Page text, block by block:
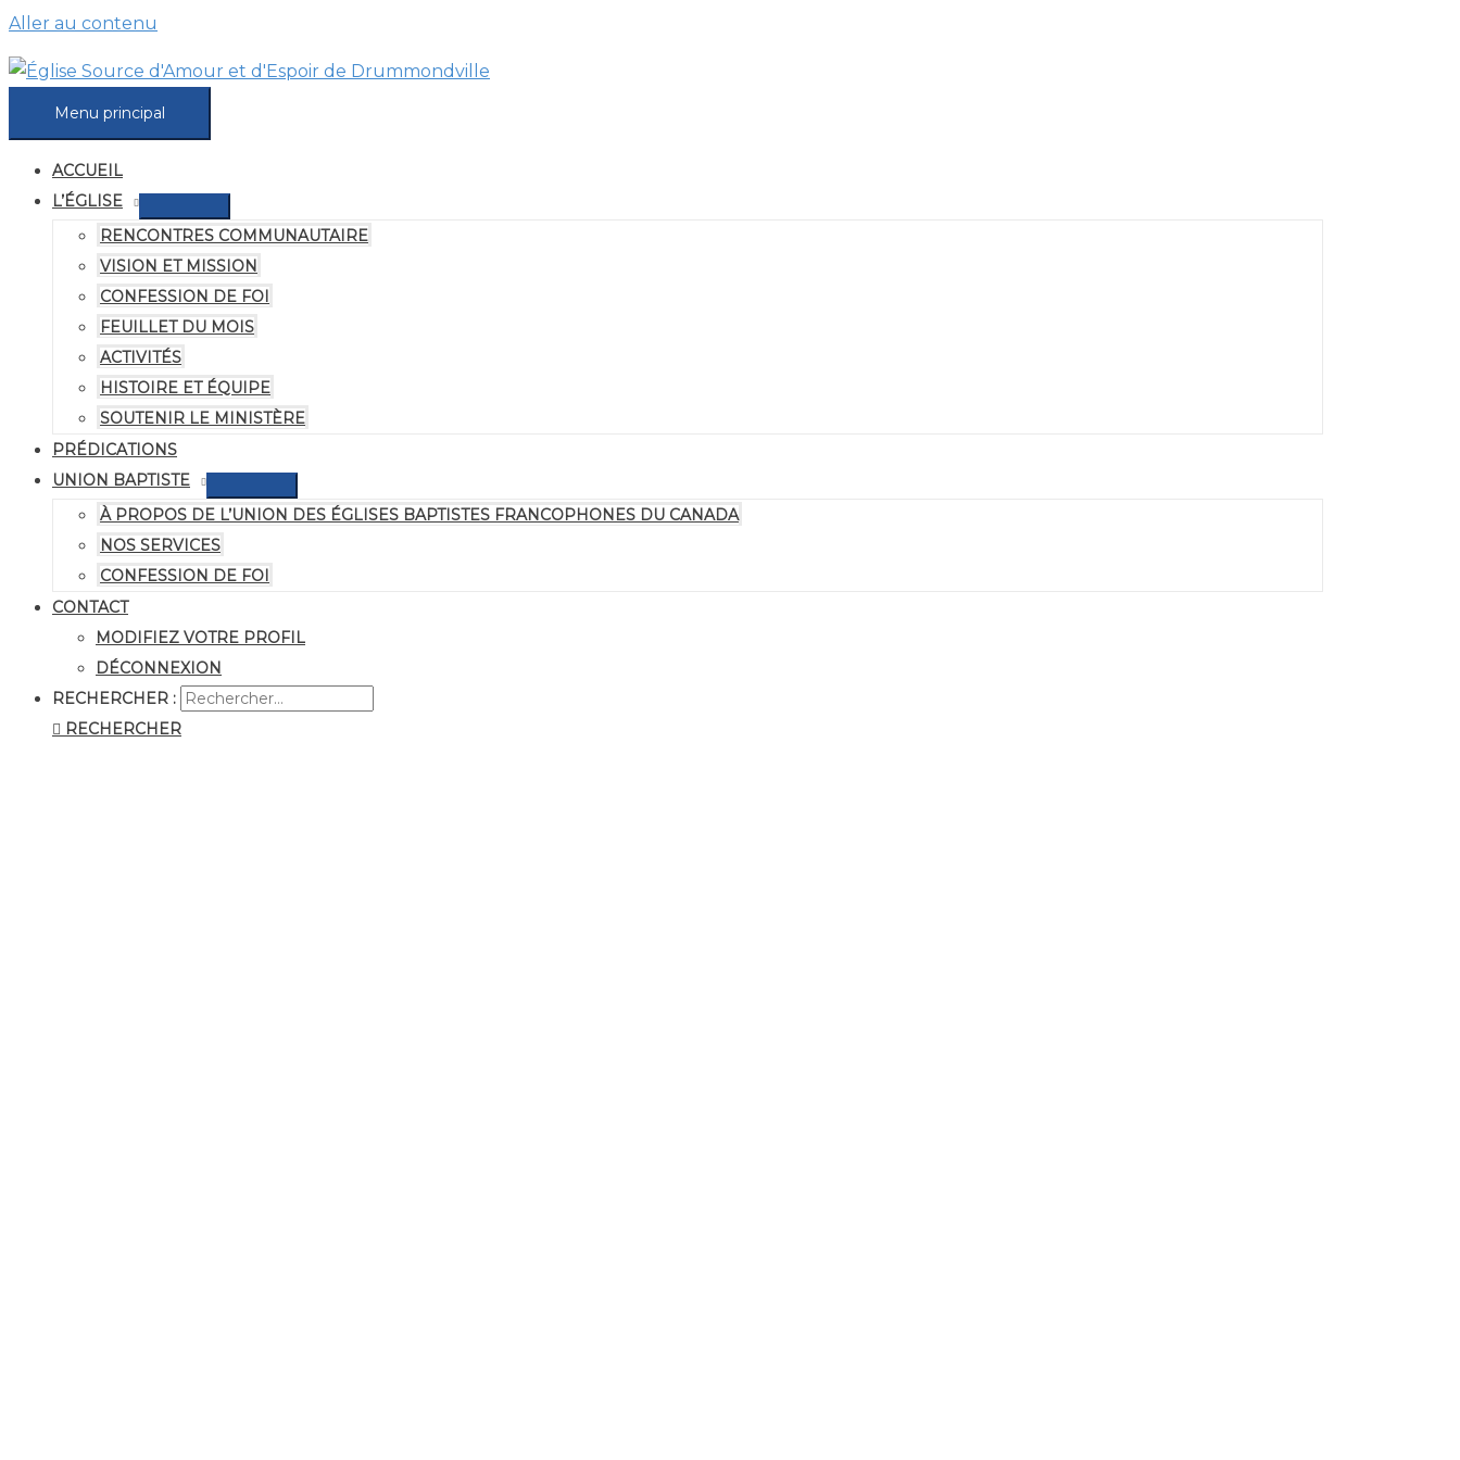
Aller au contenu
Menu principal
ACCUEIL
L’ÉGLISE
RENCONTRES COMMUNAUTAIRE
VISION ET MISSION
CONFESSION DE FOI
FEUILLET DU MOIS
ACTIVITÉS
HISTOIRE ET ÉQUIPE
SOUTENIR LE MINISTÈRE
PRÉDICATIONS
UNION BAPTISTE
À PROPOS DE L’UNION DES ÉGLISES BAPTISTES FRANCOPHONES DU CANADA
NOS SERVICES
CONFESSION DE FOI
CONTACT
MODIFIEZ VOTRE PROFIL
DÉCONNEXION
RECHERCHER :
RECHERCHER